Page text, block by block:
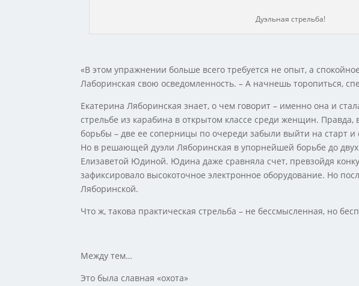
Дуэльная стрельба!
«В этом упражнении больше всего требуется не опыт, а
Лаборинская свою осведомленность. – А начнешь торопиться,
Екатерина Ляборинская знает, о чем говорит – именно она и
стрельбе из карабина в открытом классе среди женщин.
борьбы – две ее соперницы по очереди забыли выйти на старт и
Но в решающей дуэли Ляборинская в упорнейшей борьбе до
Елизаветой Юдиной. Юдина даже сравняла счет, превзойдя
зафиксировало высокоточное электронное оборудование. Но
Ляборинской.
Что ж, такова практическая стрельба – не бессмысленная, но
Между тем…
Это была славная «охота»